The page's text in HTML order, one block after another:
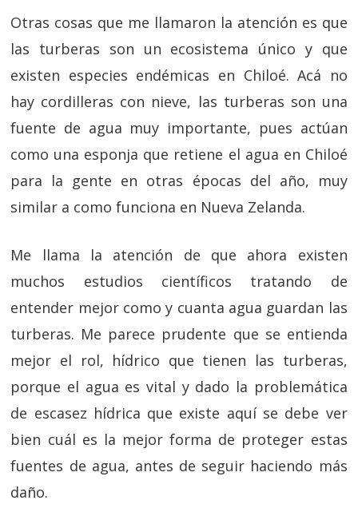
Otras cosas que me llamaron la atención es que
las turberas son un ecosistema único y que
existen especies endémicas en Chiloé. Acá no
hay cordilleras con nieve, las turberas son una
fuente de agua muy importante, pues actúan
como una esponja que retiene el agua en Chiloé
para la gente en otras épocas del año, muy
similar a como funciona en Nueva Zelanda.
Me llama la atención de que ahora existen
muchos estudios científicos tratando de
entender mejor como y cuanta agua guardan las
turberas. Me parece prudente que se entienda
mejor el rol, hídrico que tienen las turberas,
porque el agua es vital y dado la problemática
de escasez hídrica que existe aquí se debe ver
bien cuál es la mejor forma de proteger estas
fuentes de agua, antes de seguir haciendo más
daño.